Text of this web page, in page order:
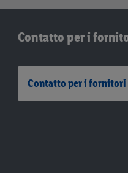
Contatto per i
Contatto per i fornitori